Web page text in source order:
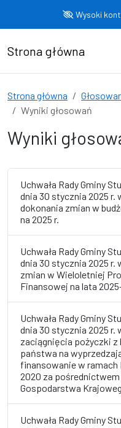
Wysoki
Strona główna
Strona główna
Wyniki głosowań
Wyniki
Uchwała Rady Gminy
dnia 30 stycznia 2025 r.
dokonania zmian w
na 2025 r.
Uchwała Rady Gminy
dnia 30 stycznia 2025 r.
zmian w Wieloletniej
Finansowej na lata
Uchwała Rady Gminy
dnia 30 stycznia 2025 r.
zaciągnięcia pożyczki z
państwa na
finansowanie w ramach
2020 za pośrednictwem
Gospodarstwa
Uchwała Rady Gminy